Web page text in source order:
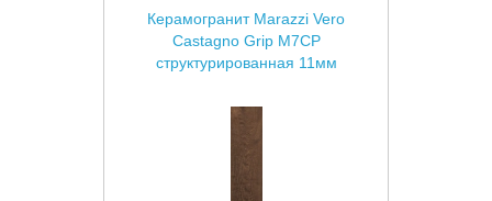
Керамогранит Marazzi Vero
Castagno Grip M7CP
структурированная 11мм